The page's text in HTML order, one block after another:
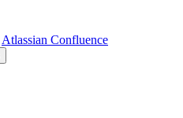
Atlassian Confluence